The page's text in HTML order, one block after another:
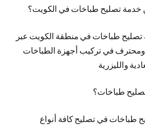
تصليح طباخات في الكويت؟
طباخات في منطقة الكويت عبر
في تركيب أجهزة الطباخات
والليزرية
طباخات؟
طباخات في تصليح كافة أنواع